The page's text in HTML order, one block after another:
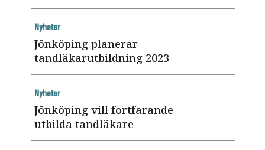
Jönköping planerar
tandläkarutbildning 2023
Nyheter
Jönköping vill fortfarande
utbilda tandläkare
Nyheter